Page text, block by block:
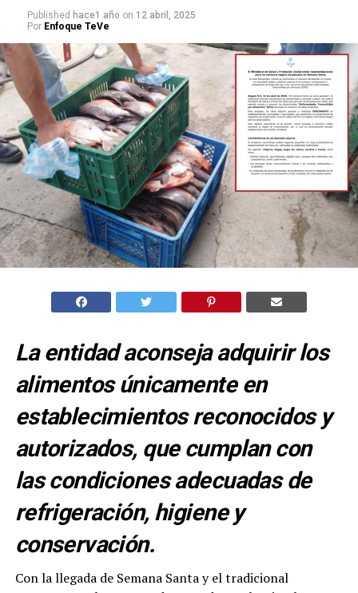
Published hace1 año on 12 abril, 2025
Por Enfoque TeVe
La entidad aconseja adquirir los
alimentos únicamente en
establecimientos reconocidos y
autorizados, que cumplan con
las condiciones adecuadas de
refrigeración, higiene y
conservación.
Con la llegada de Semana Santa y el tradicional